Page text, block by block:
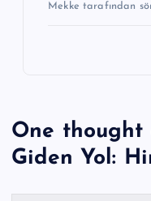
Mekke tarafından
One thought
Giden Yol: